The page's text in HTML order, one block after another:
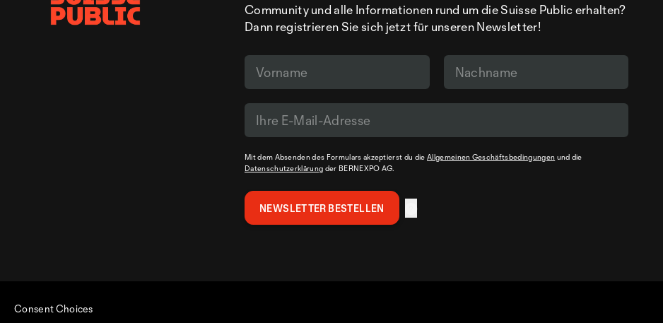
Community und alle Informationen rund um die Suisse Public erhalten?
Dann registrieren Sie sich jetzt für unseren Newsletter!
Mit dem Absenden des Formulars akzeptierst du die Allgemeinen Geschäftsbedingungen und die
Datenschutzerklärung der BERNEXPO AG.
Consent Choices